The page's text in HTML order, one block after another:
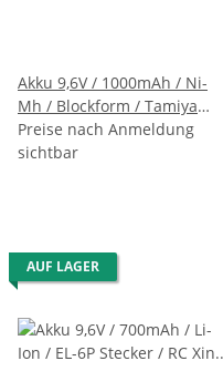
Akku 9,6V / 1000mAh / Ni-
Mh / Blockform / Tamiya
Stecker / diverse Panzer z.B.
Leopard II A5
Preise nach Anmeldung
sichtbar
AUF LAGER